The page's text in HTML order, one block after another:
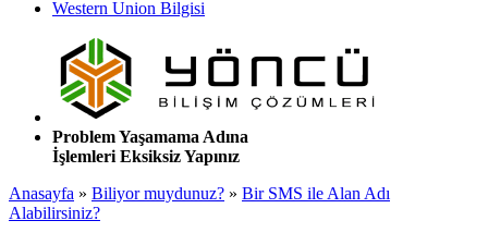
Western Union Bilgisi
Problem Yaşamama Adına
İşlemleri Eksiksiz Yapınız
Anasayfa » Biliyor muydunuz? » Bir SMS ile Alan Adı
Alabilirsiniz?